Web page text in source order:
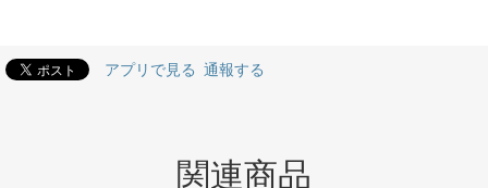
たの機会がありましたら、どうぞよろしくお
アプリで見る 通報する
関連商品